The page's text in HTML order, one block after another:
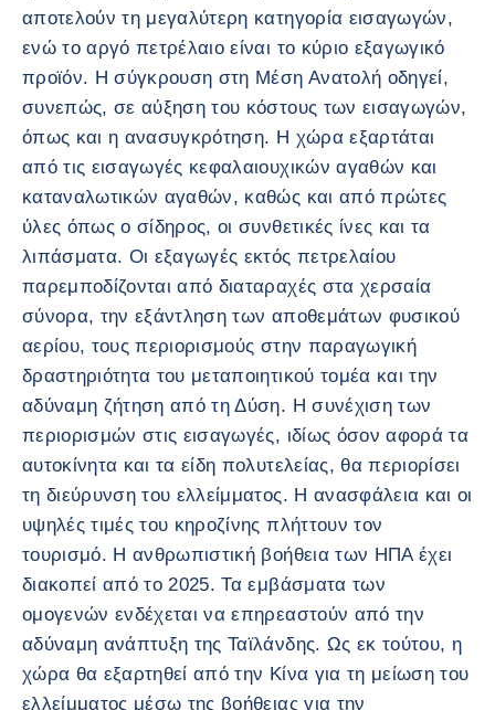
αποτελούν τη μεγαλύτερη κατηγορία εισαγωγών,
ενώ το αργό πετρέλαιο είναι το κύριο εξαγωγικό
προϊόν. Η σύγκρουση στη Μέση Ανατολή οδηγεί,
συνεπώς, σε αύξηση του κόστους των εισαγωγών,
όπως και η ανασυγκρότηση. Η χώρα εξαρτάται
από τις εισαγωγές κεφαλαιουχικών αγαθών και
καταναλωτικών αγαθών, καθώς και από πρώτες
ύλες όπως ο σίδηρος, οι συνθετικές ίνες και τα
λιπάσματα. Οι εξαγωγές εκτός πετρελαίου
παρεμποδίζονται από διαταραχές στα χερσαία
σύνορα, την εξάντληση των αποθεμάτων φυσικού
αερίου, τους περιορισμούς στην παραγωγική
δραστηριότητα του μεταποιητικού τομέα και την
αδύναμη ζήτηση από τη Δύση. Η συνέχιση των
περιορισμών στις εισαγωγές, ιδίως όσον αφορά τα
αυτοκίνητα και τα είδη πολυτελείας, θα περιορίσει
τη διεύρυνση του ελλείμματος. Η ανασφάλεια και οι
υψηλές τιμές του κηροζίνης πλήττουν τον
τουρισμό. Η ανθρωπιστική βοήθεια των ΗΠΑ έχει
διακοπεί από το 2025. Τα εμβάσματα των
ομογενών ενδέχεται να επηρεαστούν από την
αδύναμη ανάπτυξη της Ταϊλάνδης. Ως εκ τούτου, η
χώρα θα εξαρτηθεί από την Κίνα για τη μείωση του
ελλείμματος μέσω της βοήθειας για την